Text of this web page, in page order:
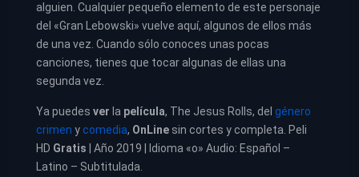
alguien. Cualquier pequeño elemento de este personaje
del «Gran Lebowski» vuelve aquí, algunos de ellos más
de una vez. Cuando sólo conoces unas pocas
canciones, tienes que tocar algunas de ellas una
segunda vez.
Ya puedes ver la película, The Jesus Rolls, del género
crimen ycomedia, OnLine sin cortes y completa. Peli
HD Gratis | Año 2019 | Idioma «o» Audio: Español –
Latino – Subtitulada.